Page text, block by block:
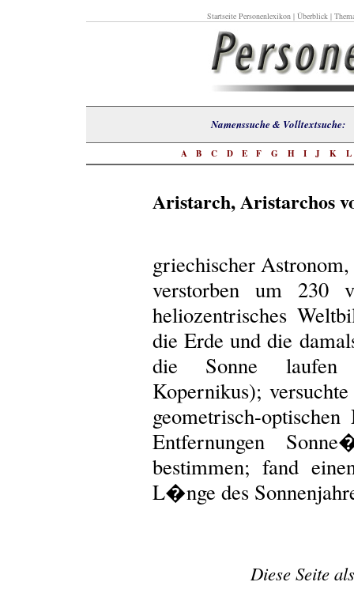
Startseite Personenlexikon| Überblick|
Namenssuche &
A B C D E F G H I J K L
Aristarch, Aristarchos
griechischer
verstorben um 230
heliozentrisches
die Erde und die
die Sonne laufen
Kopernikus);
geometrisch-
Entfernungen
bestimmen; fand
L�nge des
Diese Seite